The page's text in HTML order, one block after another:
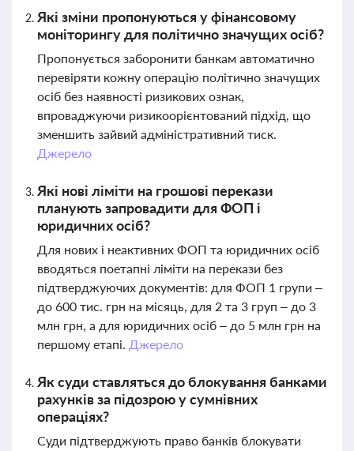
Які зміни пропонуються у фінансовому
моніторингу для політично значущих осіб?
Пропонується заборонити банкам автоматично
перевіряти кожну операцію політично значущих
осіб без наявності ризикових ознак,
впроваджуючи ризикоорієнтований підхід, що
зменшить зайвий адміністративний тиск.
Джерело
Які нові ліміти на грошові перекази
планують запровадити для ФОП і
юридичних осіб?
Для нових і неактивних ФОП та юридичних осіб
вводяться поетапні ліміти на перекази без
підтверджуючих документів: для ФОП 1 групи –
до 600 тис. грн на місяць, для 2 та 3 груп – до 3
млн грн, а для юридичних осіб – до 5 млн грн на
першому етапі. Джерело
Як суди ставляться до блокування банками
рахунків за підозрою у сумнівних
операціях?
Суди підтверджують право банків блокувати